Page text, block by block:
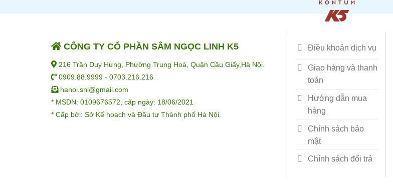
CÔNG TY CỔ PHẦN SÂM NGỌC LINH K5
216 Trần Duy Hưng, Phường Trung Hoà, Quận Cầu Giấy,Hà Nội.
0909.88.9999 - 0703.216.216
hanoi.snl@gmail.com
* MSDN: 0109676572, cấp ngày: 18/06/2021
* Cấp bởi: Sở Kế hoạch và Đầu tư Thành phố Hà Nội.
Điều khoản dịch vụ
Giao hàng và thanh
toán
Hướng dẫn mua
hàng
Chính sách bảo
mật
Chính sách đổi trả